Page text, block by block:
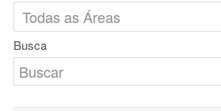
Busca